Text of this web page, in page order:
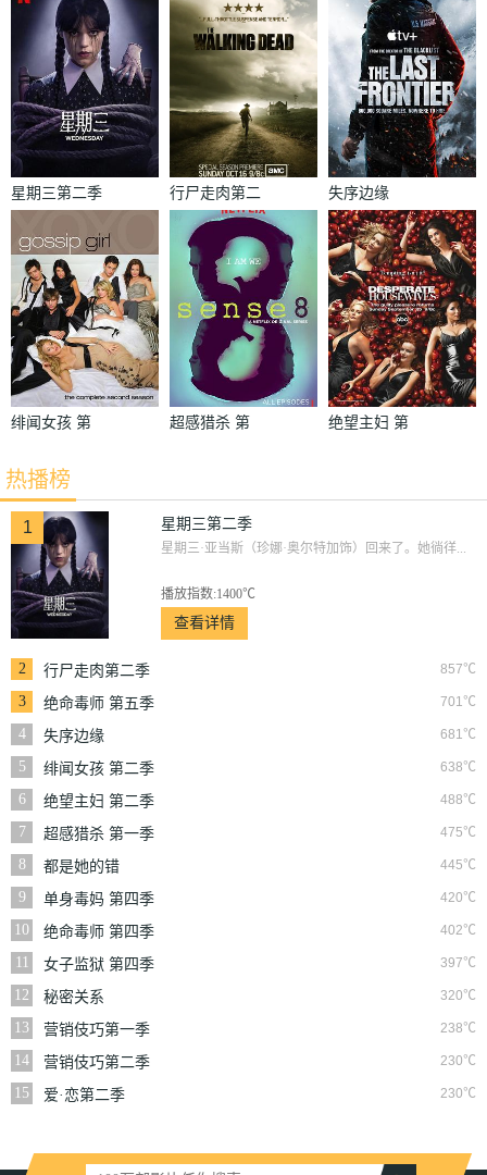
星期三第二季
行尸走肉第二
失序边缘
绯闻女孩 第
超感猎杀 第
绝望主妇 第
热播榜
1 星期三第二季
星期三·亚当斯（珍娜·奥尔特加饰）回来了。她徜徉...
播放指数:1400℃
查看详情
2 857℃
行尸走肉第二季
3
701℃
绝命毒师 第五季
4
681℃
失序边缘
5
638℃
绯闻女孩 第二季
6
488℃
绝望主妇 第二季
7
475℃
超感猎杀 第一季
8
445℃
都是她的错
9
420℃
单身毒妈 第四季
10
402℃
绝命毒师 第四季
11
397℃
女子监狱 第四季
12
320℃
秘密关系
13
238℃
营销伎巧第一季
14
230℃
营销伎巧第二季
15
230℃
爱·恋第二季